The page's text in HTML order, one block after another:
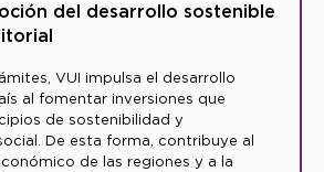
del desarrollo sostenible
VUI impulsa el desarrollo
al fomentar inversiones que
de sostenibilidad y
De esta forma, contribuye al
de las regiones y a la